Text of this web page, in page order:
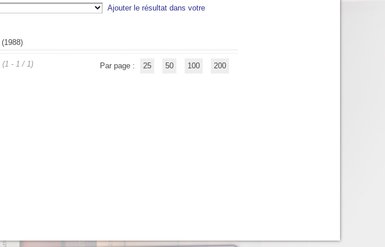
Ajouter le résultat dans votre
(1988)
(1 - 1 / 1) Par page : 25 50 100 200